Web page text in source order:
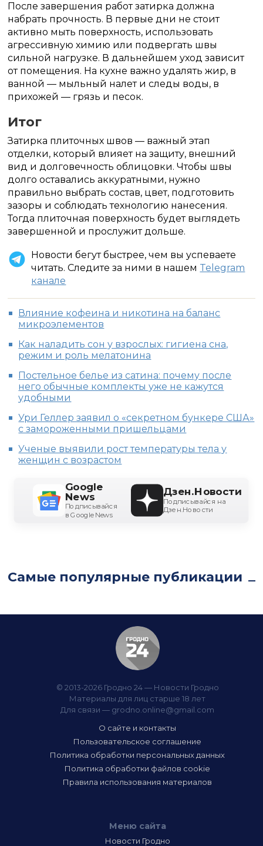
После завершения работ затирка должна
набрать прочность. В первые дни не стоит
активно мыть поверхность, использовать
агрессивную химию или подвергать швы
сильной нагрузке. В дальнейшем уход зависит
от помещения. На кухне важно удалять жир, в
ванной — мыльный налет и следы воды, в
прихожей — грязь и песок.
Итог
Затирка плиточных швов — важный этап
отделки, который влияет на защиту, внешний
вид и долговечность облицовки. Чтобы швы
долго оставались аккуратными, нужно
правильно выбрать состав, цвет, подготовить
зазоры и соблюдать технологию нанесения.
Тогда плиточная поверхность будет выглядеть
завершенной и прослужит дольше.
Новости бегут быстрее, чем вы успеваете
читать. Следите за ними в нашем Telegram
канале
Влияние кофеина и никотина на баланс
микроэлементов
Как наладить сон у взрослых: гигиена сна,
режим и роль мелатонина
Постельное белье из сатина: почему после
него обычные комплекты уже не кажутся
удобными
Ури Геллер заявил о «секретном бункере США»
с замороженными пришельцами
Ученые выявили рост температуры тела у
женщин с возрастом
Google
News
Подписывайся
в Google News
Дзен.Новости
Подписывайся на
Дзен.Новости
Самые популярные публикации
© 2013-2026 Гродно 24 — Новости Гродно
Материалы для лиц старше 18 лет
Для связи — grodno.online@gmail.com
О сайте и контакты
Пользовательское соглашение
Политика обработки персональных данных
Политика обработки файлов cookie
Правила использования материалов
Меню сайта
Новости Гродно